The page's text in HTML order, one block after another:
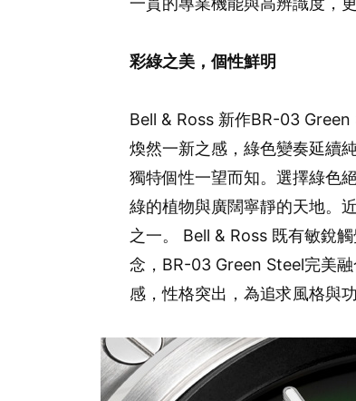
彩綠之美，個性鮮明
Bell & Ross 新作BR-03
煥然一新之感，綠色變奏延續
獨特個性一望而知。選擇綠色
綠的植物與廣闊寧靜的天地。
之一。 Bell & Ross 既有敏銳
念，BR-03 Green Steel完美
感，性格突出，為追求風格與